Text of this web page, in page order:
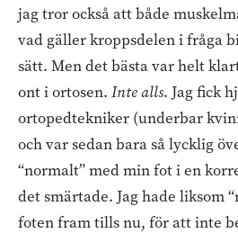
jag tror också att både
vad gäller kroppsdelen i fråga
sätt. Men det bästa var helt
ont i ortosen. Inte alls. Jag fick
ortopedtekniker (underbar
och var sedan bara så lycklig
“normalt” med min fot i en
det smärtade. Jag hade liksom
foten fram tills nu, för att inte